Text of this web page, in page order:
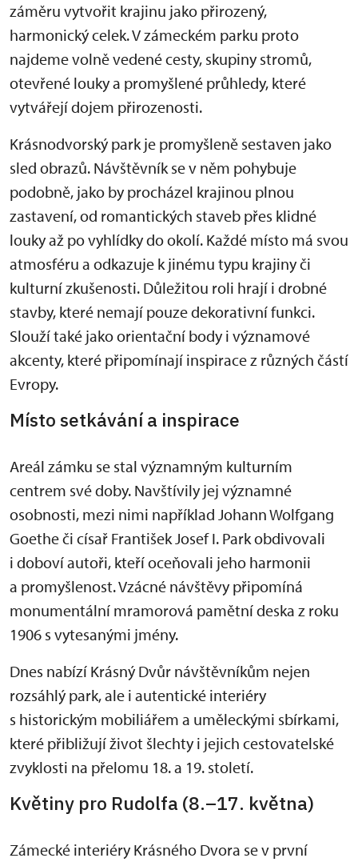
záměru vytvořit krajinu jako přirozený,
harmonický celek. V zámeckém parku proto
najdeme volně vedené cesty, skupiny stromů,
otevřené louky a promyšlené průhledy, které
vytvářejí dojem přirozenosti.
Krásnodvorský park je promyšleně sestaven jako
sled obrazů. Návštěvník se v něm pohybuje
podobně, jako by procházel krajinou plnou
zastavení, od romantických staveb přes klidné
louky až po vyhlídky do okolí. Každé místo má svou
atmosféru a odkazuje k jinému typu krajiny či
kulturní zkušenosti. Důležitou roli hrají i drobné
stavby, které nemají pouze dekorativní funkci.
Slouží také jako orientační body i významové
akcenty, které připomínají inspirace z různých částí
Evropy.
Místo setkávání a inspirace
Areál zámku se stal významným kulturním
centrem své doby. Navštívily jej významné
osobnosti, mezi nimi například Johann Wolfgang
Goethe či císař František Josef I. Park obdivovali
i doboví autoři, kteří oceňovali jeho harmonii
a promyšlenost. Vzácné návštěvy připomíná
monumentální mramorová pamětní deska z roku
1906 s vytesanými jmény.
Dnes nabízí Krásný Dvůr návštěvníkům nejen
rozsáhlý park, ale i autentické interiéry
s historickým mobiliářem a uměleckými sbírkami,
které přibližují život šlechty i jejich cestovatelské
zvyklosti na přelomu 18. a 19. století.
Květiny pro Rudolfa (8.–17. května)
Zámecké interiéry Krásného Dvora se v první